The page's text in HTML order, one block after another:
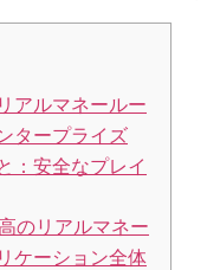
アルマネールー
タープライズ
：安全なプレイ
のリアルマネー
ケーション全体